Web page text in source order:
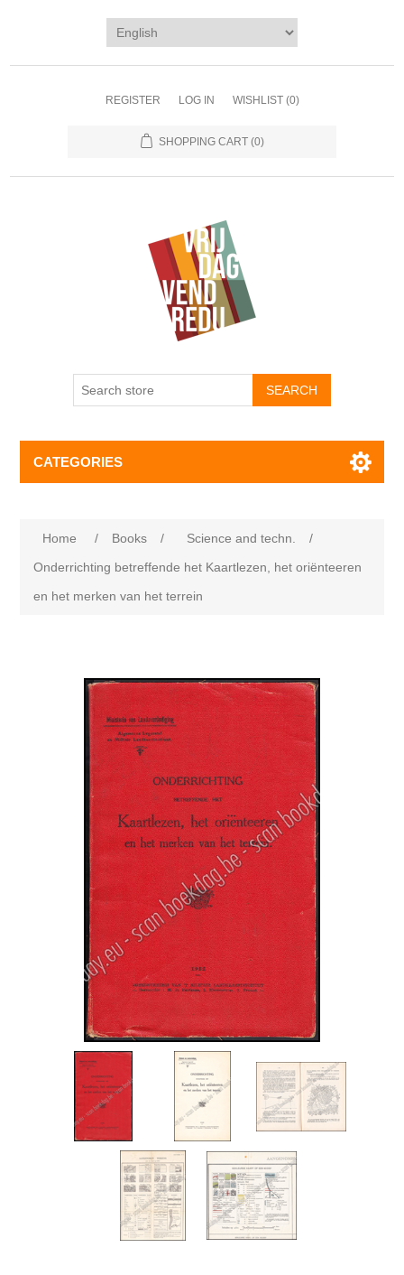
REGISTER LOG IN WISHLIST (0)
SHOPPING CART (0)
CATEGORIES
Home / Books / Science and techn.
/
Onderrichting betreffende het Kaartlezen, het oriënteeren
en het merken van het terrein